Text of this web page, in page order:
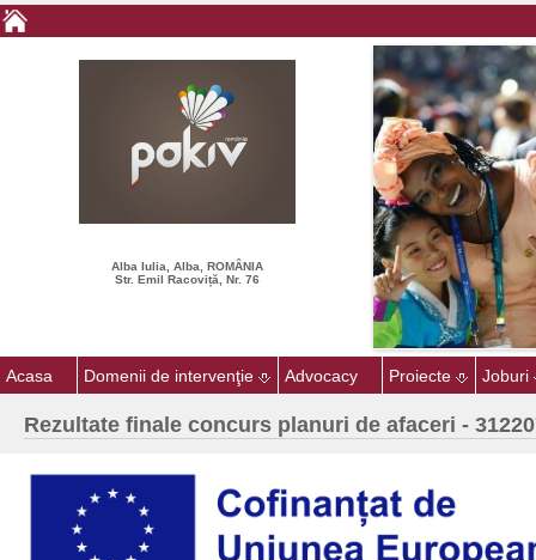
Alba Iulia, Alba, ROMÂNIA
Str. Emil Racoviță, Nr. 76
Acasa Domenii de intervenţie Advocacy Proiecte Joburi
Rezultate finale concurs planuri de afaceri -